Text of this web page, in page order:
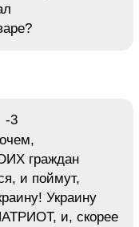
-3
граждан
и поймут,
Украину
и, скорее